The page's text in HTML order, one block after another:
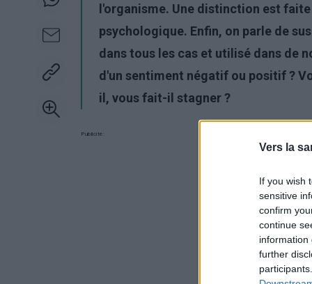
Vers la
If you wish
sensitive
confirm
continue
information
further
l'organisme. Une distinction est
psychologique. Enfin, on parle de
dans tous les cas et utilisé dans de
d'un sentiment négatif ou positif ?
il, vous fait-il stagner ?
Publicité: